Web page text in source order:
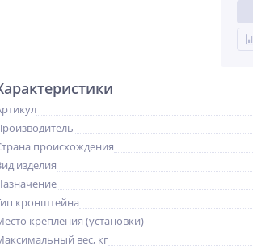
происхождения
изделия
кронштейна
крепления (установки)
вес, кг